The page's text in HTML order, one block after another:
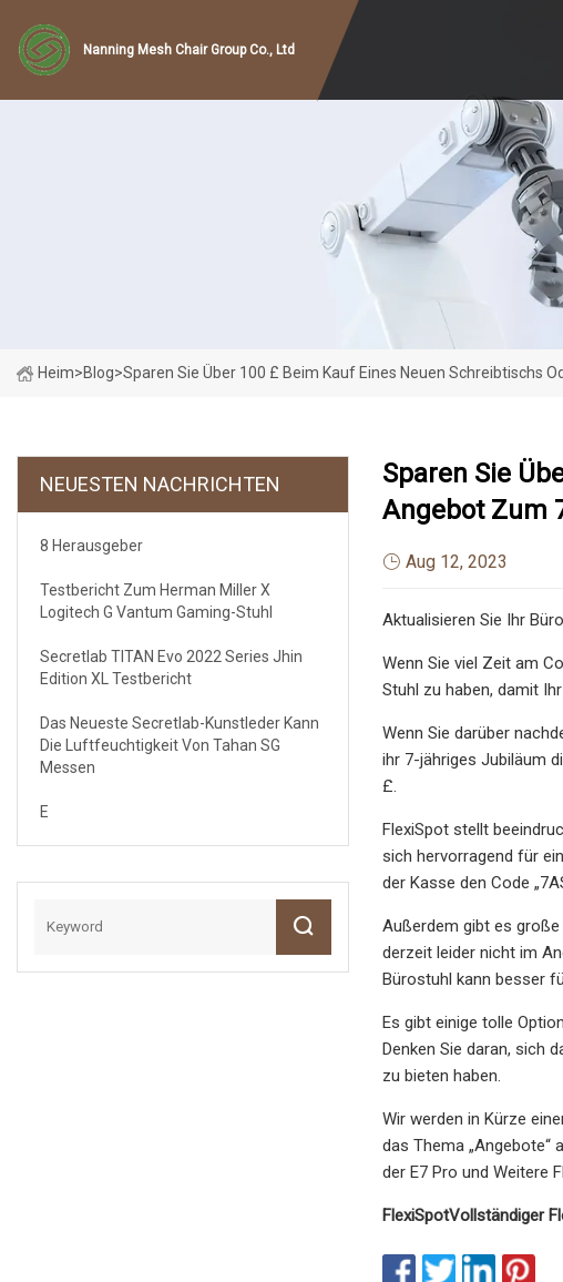
Nanning Mesh Chair Group Co., Ltd
Heim>Blog>Sparen Sie Über 100 £ Beim Kauf Eines Neuen Schreibtischs
NEUESTEN NACHRICHTEN
8 Herausgeber
Testbericht Zum Herman Miller X
Logitech G Vantum Gaming-Stuhl
Secretlab TITAN Evo 2022 Series Jhin
Edition XL Testbericht
Das Neueste Secretlab-Kunstleder Kann
Die Luftfeuchtigkeit Von Tahan SG
Messen
E
Sparen Sie
Angebot Zum
Aug 12, 2023
Aktualisieren Sie Ihr
Wenn Sie viel Zeit am
Stuhl zu haben, damit
Wenn Sie darüber
ihr 7-jähriges Jubiläum
£.
FlexiSpot stellt
sich hervorragend für
der Kasse den Code
Außerdem gibt es
derzeit leider nicht im
Bürostuhl kann besser
Es gibt einige tolle
Denken Sie daran, sich
zu bieten haben.
Wir werden in Kürze
das Thema „Angebote“
der E7 Pro und Weitere
FlexiSpotVollständiger